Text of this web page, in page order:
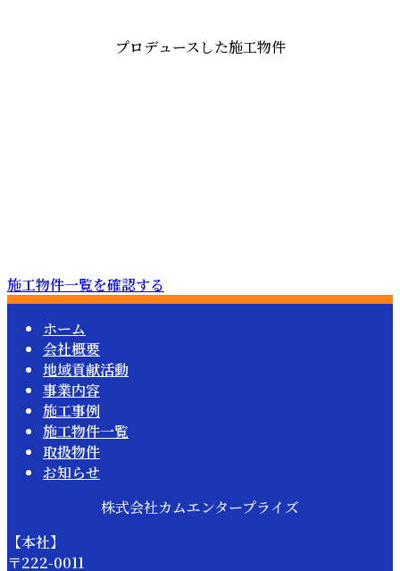
プロデュースした施工物件
施工物件一覧を確認する
ホーム
会社概要
地域貢献活動
事業内容
施工事例
施工物件一覧
取扱物件
お知らせ
株式会社カムエンタープライズ
【本社】
〒222-0011